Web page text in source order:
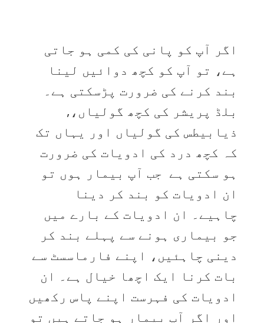
اگر آپ کو پانی کی کمی ہو جاتی
ہے، تو آپ کو کچھ دوائیں لینا
بند کرنے کی ضرورت پڑسکتی ہے۔
بلڈ پریشر کی کچھ گولیاں،,
ذیابیطس کی گولیاں اور یہاں تک
کہ کچھ درد کی ادویات کی ضرورت
ہو سکتی ہے جب آپ بیمار ہوں تو
ان ادویات کو بند کر دینا
چاہیے۔ ان ادویات کے بارے میں
جو بیماری ہونے سے پہلے بند کر
دینی چاہئیں، اپنے فارماسسٹ سے
بات کرنا ایک اچھا خیال ہے۔ ان
ادویات کی فہرست اپنے پاس رکھیں
اور اگر آپ بیمار ہو جاتے ہیں تو